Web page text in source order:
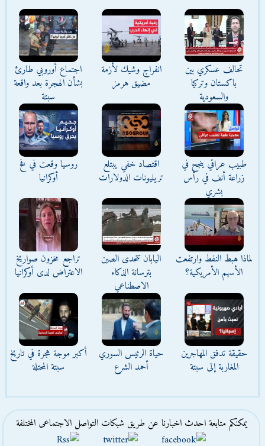
تحالف عسكري بين
باكستان وتركيا
والسعودية
انفراج وشيك لأزمة
مضيق هرمز
اجتماع أوروبي طارئ
بشأن الهجرة بعد واقعة
سبتة
طبيب عراقي ينجح في
زراعة أنف في رأس
بشري
اقتصاد خفي يبتلع
تريليونات الدولارات
روسيا وقعت في فخ
أوكرانيا
لماذا هبط النفط وارتفعت
الأسهم الأمريكية؟
اليابان تتحدى الصين
بترسانة الذكاء
الاصطناعي
تراجع مخزون صواريخ
الاعتراض لدى أوكرانيا
حقيقة تدفق المهاجرين
المغاربة إلى سبتة
حياة الرئيس السوري
أحمد الشرع
أكبر موجة هجرة في تاريخ
سبتة المحتلة
يمكنكم متابعة احدث اخبارنا عن طريق شبكات التواصل الاجتماعى المختلفة